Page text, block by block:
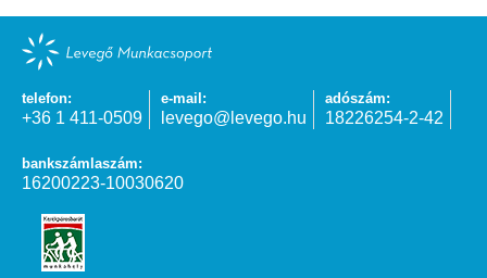
telefon:
+36 1 411-0509
e-mail:
levego@levego.hu
adószám:
18226254-2-42
bankszámlaszám:
16200223-10030620